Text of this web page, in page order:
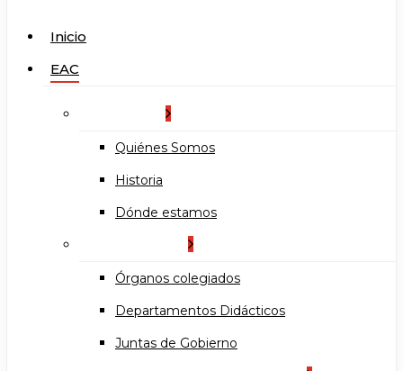
search
Menu
Inicio
EAC
Quiénes Somos
Historia
Dónde estamos
Órganos colegiados
Departamentos Didácticos
Juntas de Gobierno